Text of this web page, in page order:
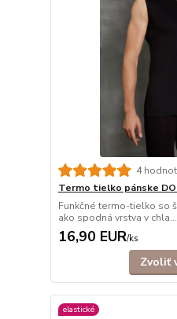
4
Termo tielko pánske
Funkčné termo-tielko so
ako spodná vrstva v chla...
16,90 EUR/ks
Zvoliť
elastické